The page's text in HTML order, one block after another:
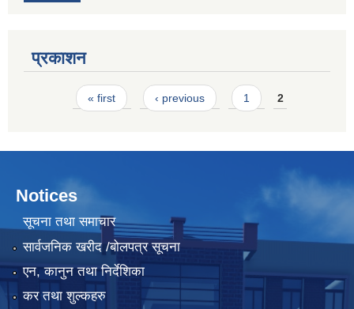
प्रकाशन
Pages« first ‹ previous 1 2
Notices
सूचना तथा समाचार
सार्वजनिक खरीद /बोलपत्र सूचना
एन, कानुन तथा निर्देशिका
कर तथा शुल्कहरु